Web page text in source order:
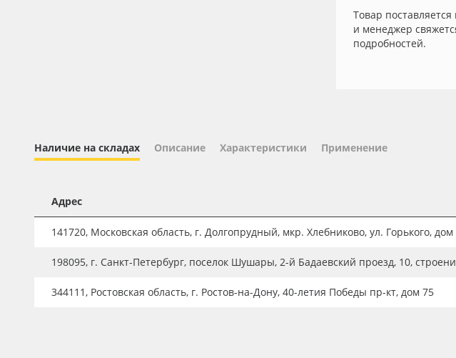
Новинки ассортимента
Orajet 3640
Плёнка монтажная Oratape
ПЭТ листовой
Товар поставляется
и менеджер
подробностей.
Наличие на складах Описание Характеристики Применение
Адрес
141720, Московская область, г. Долгопрудный, мкр. Хлебниково, ул. Горького,
198095, г. Санкт-Петербург, поселок Шушары, 2-й Бадаевский проезд, 10,
344111, Ростовская область, г. Ростов-на-Дону, 40-летия Победы пр-кт, дом 75